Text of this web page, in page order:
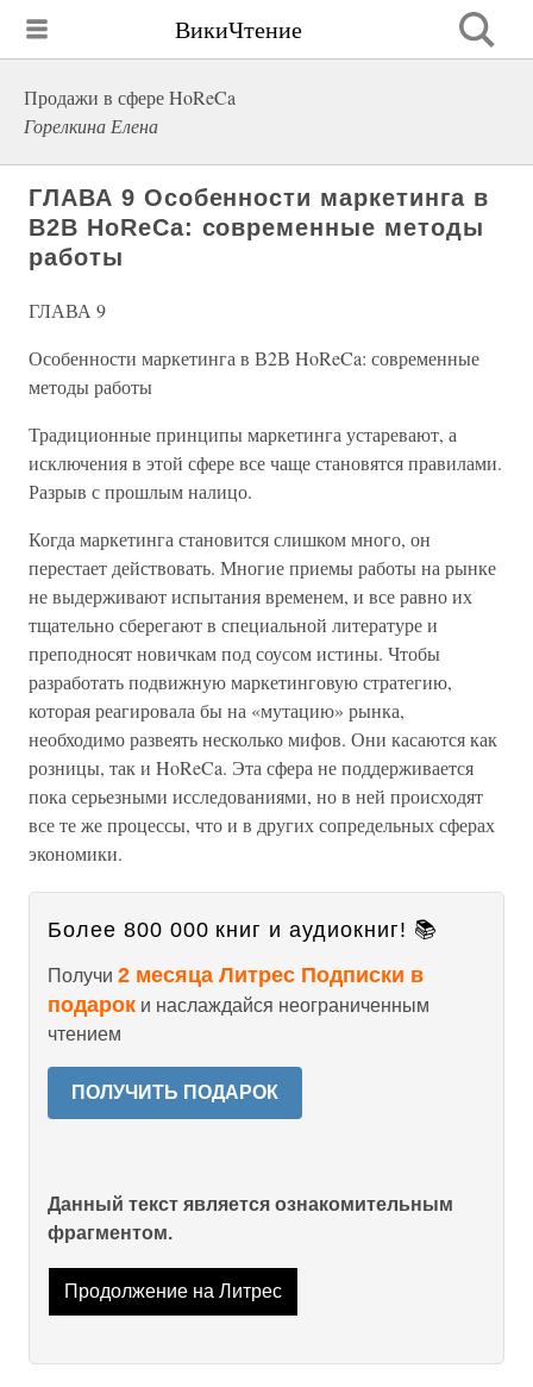
ВикиЧтение
Продажи в сфере HoReCa
Горелкина Елена
ГЛАВА 9 Особенности маркетинга в
В2В HoReCa: современные методы
работы
ГЛАВА 9
Особенности маркетинга в В2В HoReCa: современные
методы работы
Традиционные принципы маркетинга устаревают, а
исключения в этой сфере все чаще становятся правилами.
Разрыв с прошлым налицо.
Когда маркетинга становится слишком много, он
перестает действовать. Многие приемы работы на рынке
не выдерживают испытания временем, и все равно их
тщательно сберегают в специальной литературе и
преподносят новичкам под соусом истины. Чтобы
разработать подвижную маркетинговую стратегию,
которая реагировала бы на «мутацию» рынка,
необходимо развеять несколько мифов. Они касаются как
розницы, так и HoReCa. Эта сфера не поддерживается
пока серьезными исследованиями, но в ней происходят
все те же процессы, что и в других сопредельных сферах
экономики.
Более 800 000 книг и аудиокниг! 📚
Получи 2 месяца Литрес Подписки в
подарок и наслаждайся неограниченным
чтением
ПОЛУЧИТЬ ПОДАРОК
Данный текст является ознакомительным
фрагментом.
Продолжение на Литрес